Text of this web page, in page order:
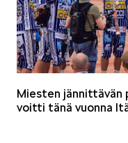
Miesten jännittävän
voitti tänä vuonna